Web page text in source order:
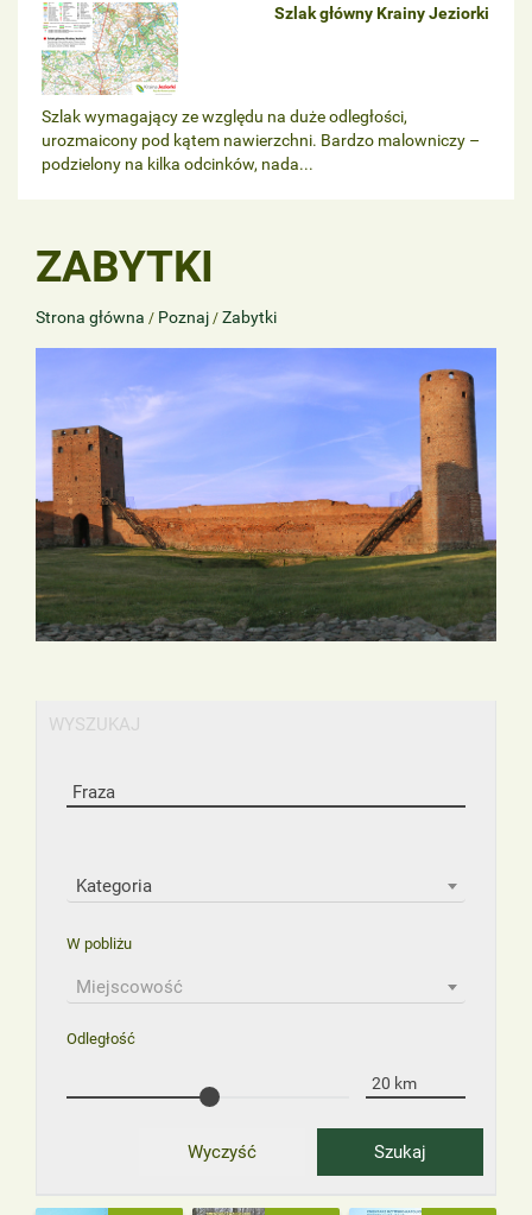
Szlak główny Krainy Jeziorki
Szlak wymagający ze względu na duże odległości,
urozmaicony pod kątem nawierzchni. Bardzo malowniczy –
podzielony na kilka odcinków, nada...
ZABYTKI
Strona główna / Poznaj / Zabytki
WYSZUKAJ
Kategoria
W pobliżu
Miejscowość
Odległość